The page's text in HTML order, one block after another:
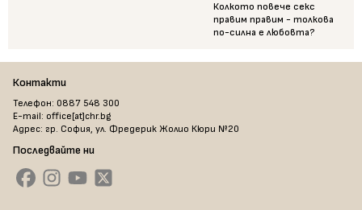
Колкото повече секс
правим правим - толкова
по-силна е любовта?
Контакти
Телефон: 0887 548 300
E-mail: office[at]chr.bg
Адрес: гр. София, ул. Фредерик Жолио Кюри №20
Последвайте ни